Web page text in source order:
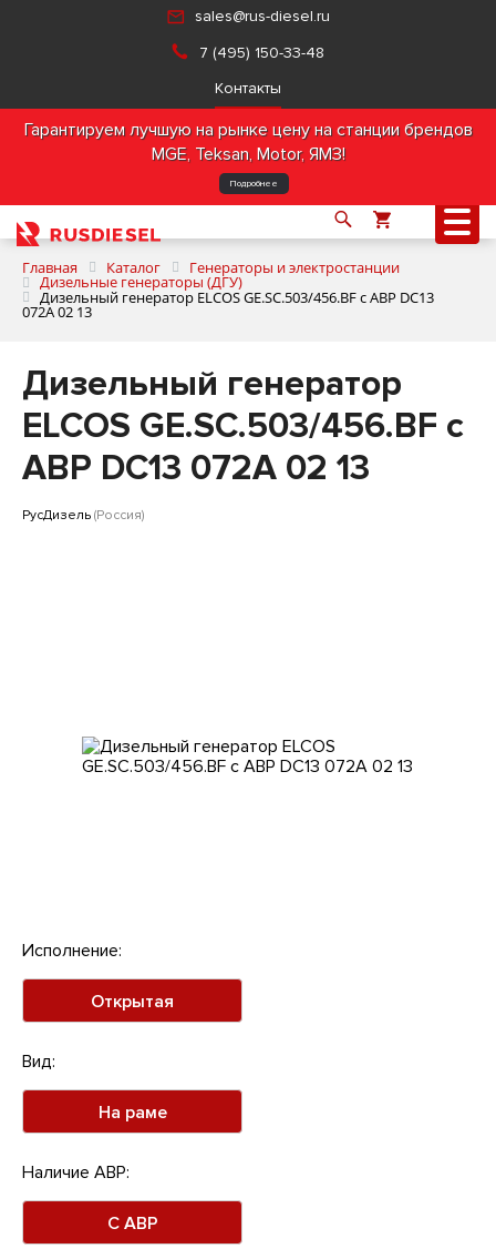
sales@rus-diesel.ru
7 (495) 150-33-48
Контакты
Гарантируем лучшую на рынке цену на станции брендов
MGE, Teksan, Motor, ЯМЗ!
Подробнее
Продукция
Главная Каталог Генераторы и электростанции
Дизельные генераторы (ДГУ)
Дизельный генератор ELCOS GE.SC.503/456.BF с АВР DC13
072A 02 13
Дизельный генератор
ELCOS GE.SC.503/456.BF с
АВР DC13 072A 02 13
РусДизель (Россия)
Исполнение:
Открытая
Вид:
На раме
Наличие АВР:
С АВР